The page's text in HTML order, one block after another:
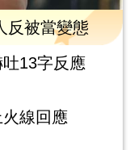
被當變態
13字反應
線回應